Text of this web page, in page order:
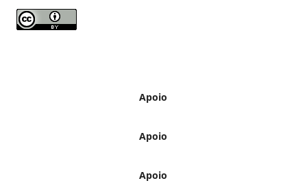
Apoio
Apoio
Apoio